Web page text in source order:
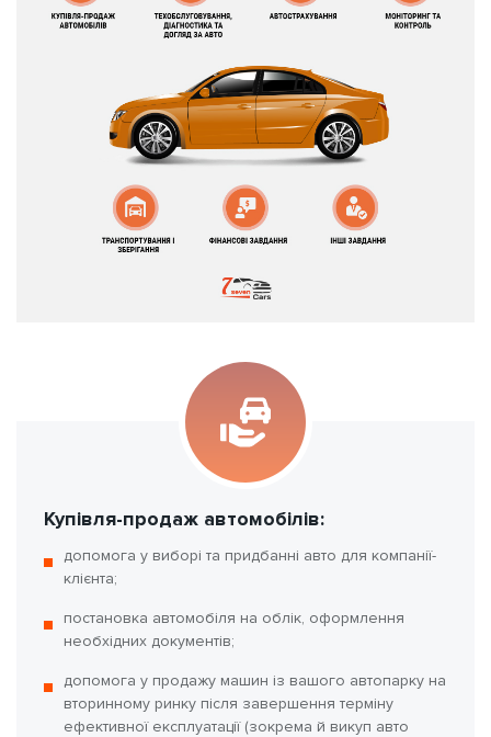
Купівля-продаж автомобілів:
допомога у виборі та придбанні авто для компанії-
клієнта;
постановка автомобіля на облік, оформлення
необхідних документів;
допомога у продажу машин із вашого автопарку на
вторинному ринку після завершення терміну
ефективної експлуатації (зокрема й викуп авто